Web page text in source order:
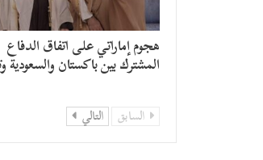
هجوم إماراتي على اتفاق الدفاع
المشترك بين باكستان والسعودية
السابق التالي